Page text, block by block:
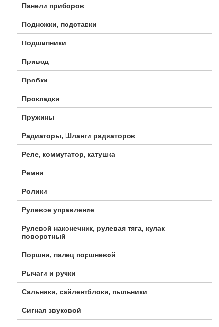
Панели приборов
Подножки, подставки
Подшипники
Привод
Пробки
Прокладки
Пружины
Радиаторы, Шланги радиаторов
Реле, коммутатор, катушка
Ремни
Ролики
Рулевое управление
Рулевой наконечник, рулевая тяга, кулак
поворотный
Поршни, палец поршневой
Рычаги и ручки
Сальники, сайлентблоки, пыльники
Сигнал звуковой